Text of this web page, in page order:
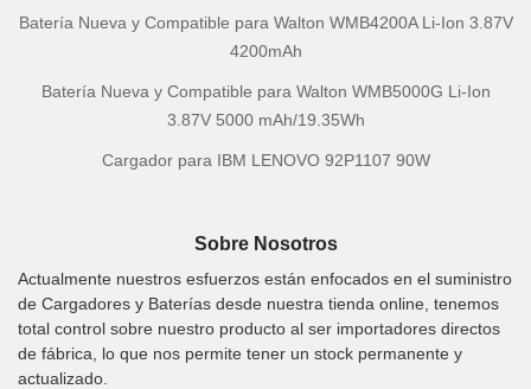
Batería Nueva y Compatible para Walton WMB4200A Li-Ion 3.87V
4200mAh
Batería Nueva y Compatible para Walton WMB5000G Li-Ion
3.87V 5000 mAh/19.35Wh
Cargador para IBM LENOVO 92P1107 90W
Sobre Nosotros
Actualmente nuestros esfuerzos están enfocados en el suministro
de Cargadores y Baterías desde nuestra tienda online, tenemos
total control sobre nuestro producto al ser importadores directos
de fábrica, lo que nos permite tener un stock permanente y
actualizado.